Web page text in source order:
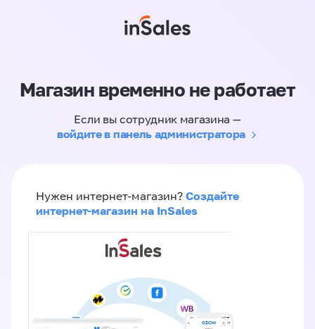
Магазин временно не работает
Если вы сотрудник магазина —
войдите в панель администратора
Нужен интернет-магазин? Создайте
интернет-магазин на InSales